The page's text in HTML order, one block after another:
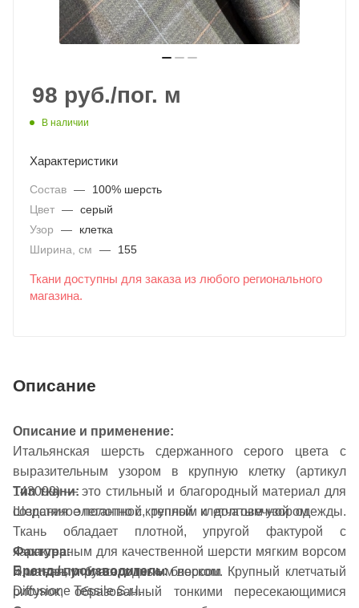
98 руб./пог. м
В наличии
Характеристики
Состав —
100% шерсть
Цвет — серый
Узор
—
клетка
Ширина, см
— 155
Ткани доступны для заказа из любого регионального
магазина.
Описание
Описание и применение:
Итальянская шерсть сдержанного серого цвета с
выразительным узором в крупную клетку (артикул
143099) — это стильный и благородный материал для
создания элегантной, теплой и долговечной одежды.
Ткань обладает плотной, упругой фактурой с
характерным для качественной шерсти мягким ворсом
и матовым благородным блеском. Крупный клетчатый
рисунок, образованный тонкими пересекающимися
Тип ткани:
Шерстяное полотно с крупным клетчатым узором
Фактура:
Плотная, упругая, с легким ворсом
Бренд / производитель:
Diffusione Tessile S.r.l.